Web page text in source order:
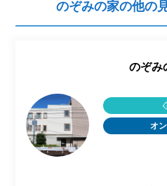
のぞみの家の他の
のぞみ
オ